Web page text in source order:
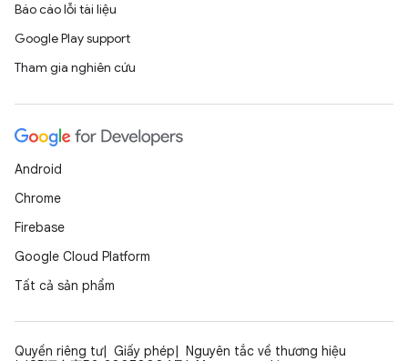
Báo cáo lỗi tài liệu
Google Play support
Tham gia nghiên cứu
Android
Chrome
Firebase
Google Cloud Platform
Tất cả sản phẩm
Quyền riêng tư Giấy phép
Nguyên tắc về thương hiệu